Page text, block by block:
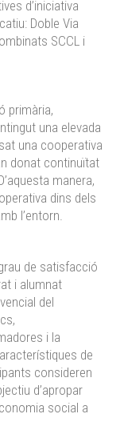
d’iniciativa
Doble Via
SCCL i
primària,
una elevada
una cooperativa
donat continuïtat
manera,
dins dels
l’entorn.
de satisfacció
i alumnat
del
i la
de
consideren
d’apropar
social a